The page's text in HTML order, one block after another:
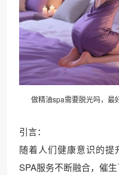
做精油spa需要脱光吗，最
引言：
随着人们健康意识的
SPA服务不断融合，催